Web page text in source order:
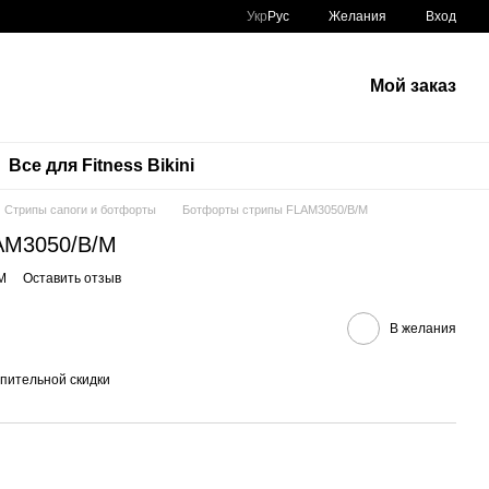
Укр Рус Желания Вход
Мой заказ
Все для Fitness Bikini
Стрипы сапоги и ботфорты Ботфорты стрипы FLAM3050/B/M
B/M
Оставить отзыв
В желания
скидки